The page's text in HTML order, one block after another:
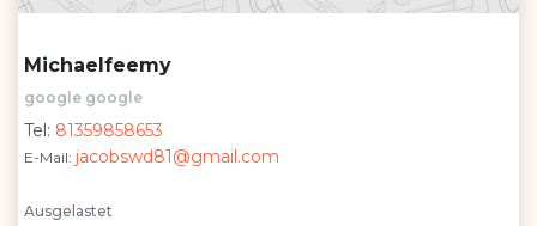
Michaelfeemy
google google
Tel: 81359858653
E-Mail: jacobswd81@gmail.com
Ausgelastet